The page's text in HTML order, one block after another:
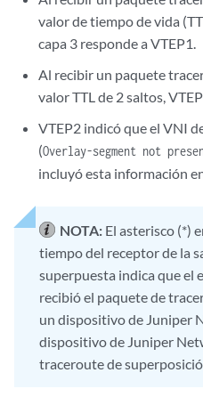
valor de tiempo de vida
capa 3 responde a VTEP1.
Al recibir un paquete
valor TTL de 2 saltos,
VTEP2 indicó que el VNI
(Overlay-segment not
incluyó esta información
NOTA: El asterisco (*)
tiempo del receptor de la
superpuesta indica que el
recibió el paquete de
un dispositivo de Juniper
dispositivo de Juniper
traceroute de